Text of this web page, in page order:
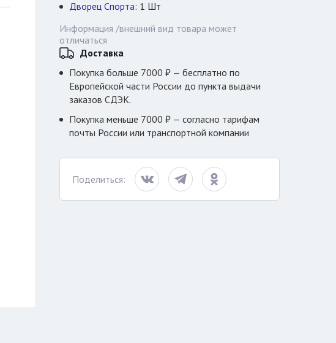
Дворец Спорта: 1 Шт
Информация /внешний вид товара может
отличаться
Доставка
Покупка больше 7000 ₽ — бесплатно по
Европейской части России до пункта выдачи
заказов СДЭК.
Покупка меньше 7000 ₽ — согласно тарифам
почты России или транспортной компании
Поделиться: